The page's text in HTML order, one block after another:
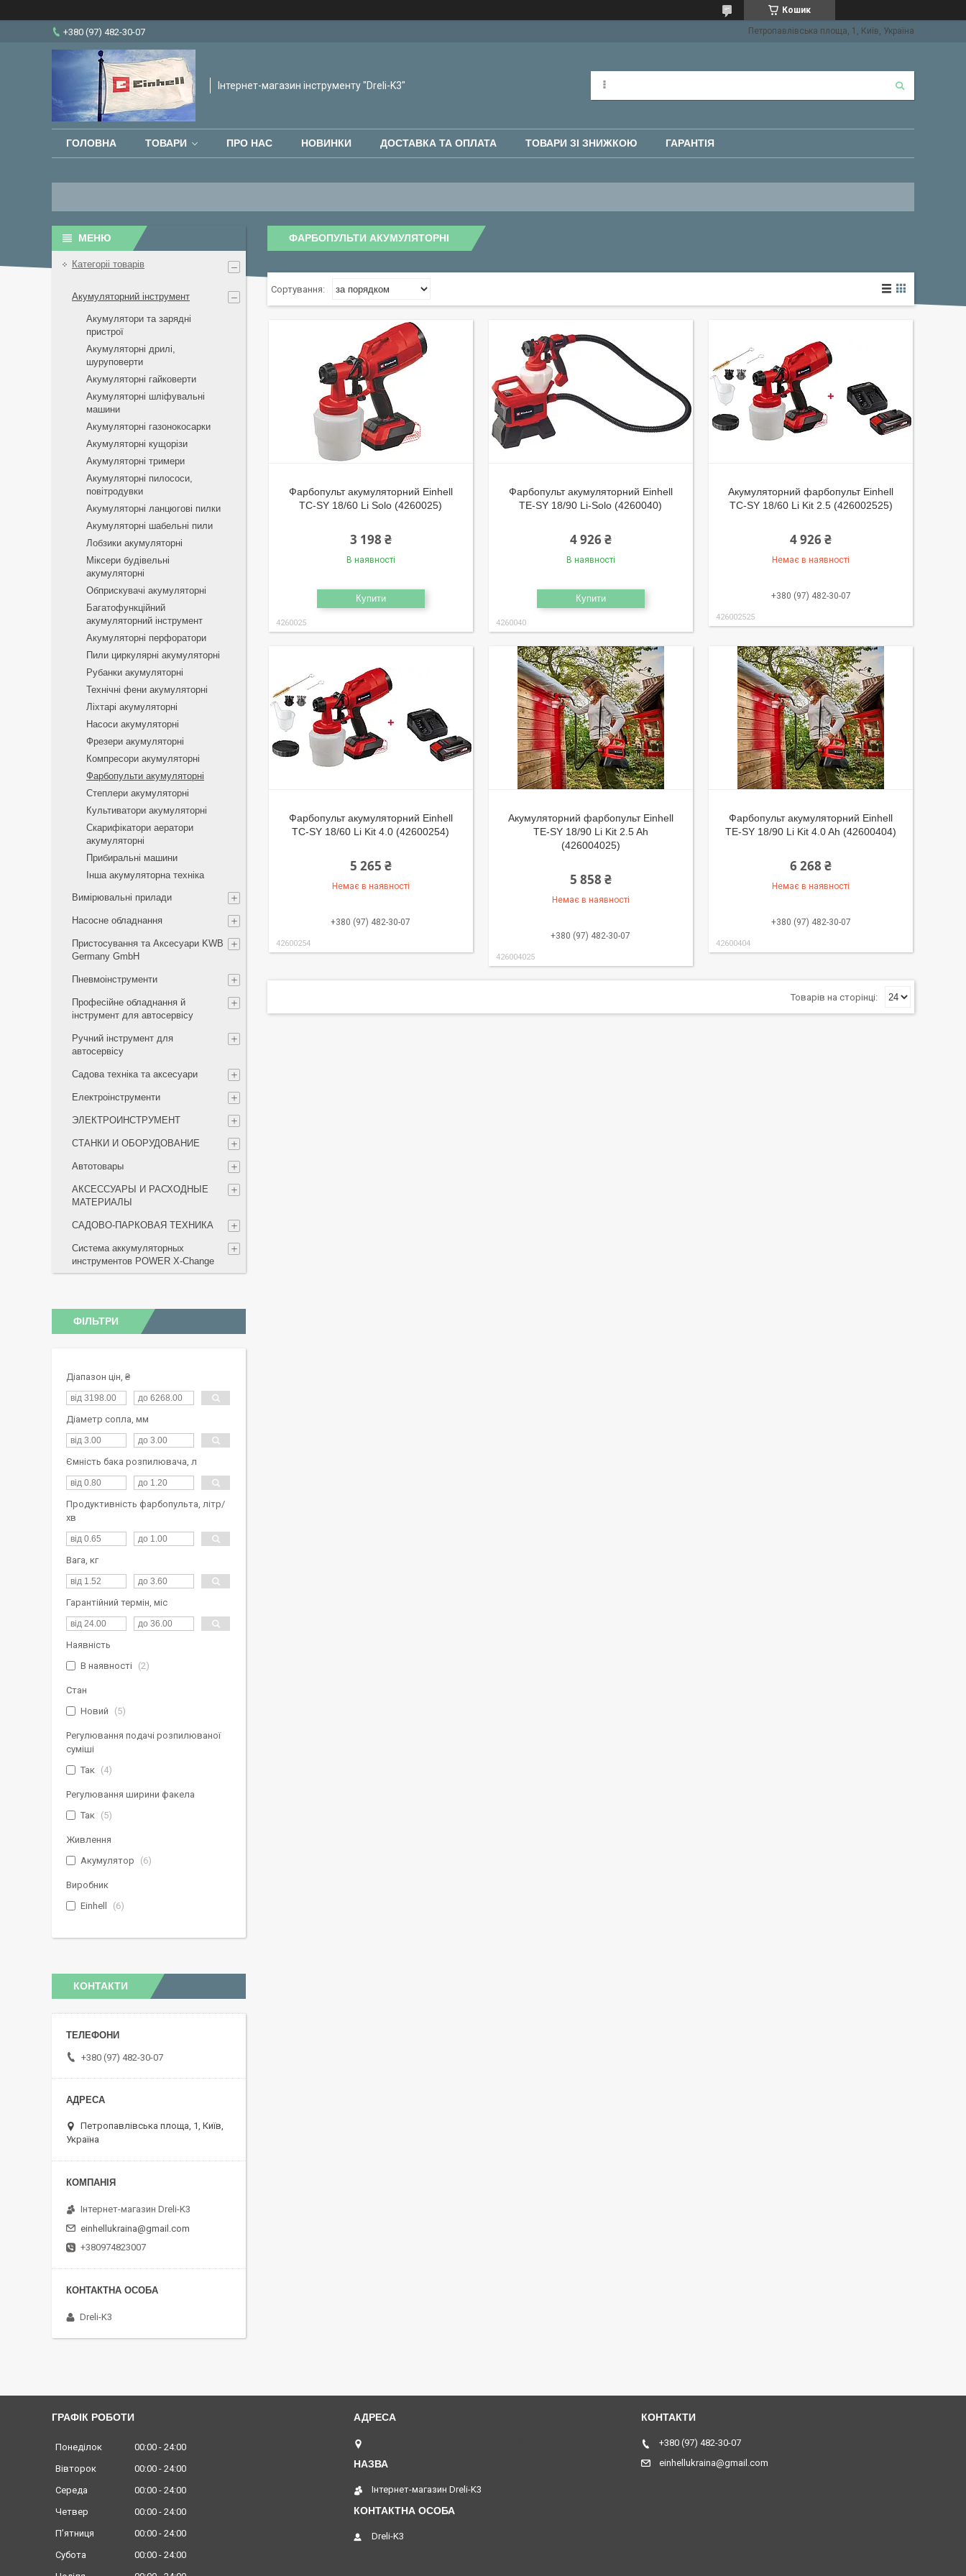
Кошик
+380 (97) 482-30-07 Петропавлівська площа, 1, Київ, Україна
Інтернет-магазин інструменту "Dreli-K3"
ГОЛОВНА ТОВАРИ ПРО НАС НОВИНКИ ДОСТАВКА ТА ОПЛАТА ТОВАРИ ЗІ ЗНИЖКОЮ ГАРАНТІЯ
ФАРБОПУЛЬТИ АКУМУЛЯТОРНІ
Фарбопульт акумуляторний Einhell
TC-SY 18/60 Li Solo (4260025)
3 198 ₴
В наявності
Купити
4260025
Фарбопульт акумуляторний Einhell
TE-SY 18/90 Li-Solo (4260040)
4 926 ₴
В наявності
Купити
4260040
Акумуляторний фарбопульт Einhell
TC-SY 18/60 Li Kit 2.5 (426002525)
4 926 ₴
Немає в наявності
+380 (97) 482-30-07
426002525
Фарбопульт акумуляторний Einhell
TC-SY 18/60 Li Kit 4.0 (42600254)
5 265 ₴
Немає в наявності
+380 (97) 482-30-07
42600254
Акумуляторний фарбопульт Einhell
TE-SY 18/90 Li Kit 2.5 Ah
(426004025)
5 858 ₴
Немає в наявності
+380 (97) 482-30-07
426004025
Фарбопульт акумуляторний Einhell
TE-SY 18/90 Li Kit 4.0 Ah (42600404)
6 268 ₴
Немає в наявності
+380 (97) 482-30-07
42600404
Категоріі товарів
Акумуляторний інструмент
Акумулятори та зарядні
пристрої
Акумуляторні дрилі,
шуруповерти
Акумуляторні гайковерти
Акумуляторні шліфувальні
машини
Акумуляторні газонокосарки
Акумуляторні кущорізи
Акумуляторні тримери
Акумуляторні пилососи,
повітродувки
Акумуляторні ланцюгові пилки
Акумуляторні шабельні пили
Лобзики акумуляторні
Міксери будівельні
акумуляторні
Обприскувачі акумуляторні
Багатофункційний
акумуляторний інструмент
Акумуляторні перфоратори
Пили циркулярні акумуляторні
Рубанки акумуляторні
Технічні фени акумуляторні
Ліхтарі акумуляторні
Насоси акумуляторні
Фрезери акумуляторні
Компресори акумуляторні
Фарбопульти акумуляторні
Степлери акумуляторні
Культиватори акумуляторні
Скарифікатори аератори
акумуляторні
Прибиральні машини
Інша акумуляторна техніка
Вимірювальні прилади
Насосне обладнання
Пристосування та Аксесуари KWB
Germany GmbH
Пневмоінструменти
Професійне обладнання й
інструмент для автосервісу
Ручний інструмент для
автосервісу
Садова техніка та аксесуари
Електроінструменти
ЭЛЕКТРОИНСТРУМЕНТ
СТАНКИ И ОБОРУДОВАНИЕ
Автотовары
АКСЕССУАРЫ И РАСХОДНЫЕ
МАТЕРИАЛЫ
САДОВО-ПАРКОВАЯ ТЕХНИКА
Система аккумуляторных
инструментов POWER X-Change
ФІЛЬТРИ
Діапазон цін, ₴
Діаметр сопла, мм
Ємність бака розпилювача, л
Продуктивність фарбопульта, літр/
хв
Вага, кг
Гарантійний термін, міс
Наявність
В наявності
2
Стан
Новий
5
Регулювання подачі розпилюваної
суміші
Так
4
Регулювання ширини факела
Так
5
Живлення
Акумулятор
6
Виробник
Einhell
6
КОНТАКТИ
+380 (97) 482-30-07
Петропавлівська площа, 1, Київ,
Україна
Інтернет-магазин Dreli-K3
einhellukraina@gmail.com
+380974823007
Dreli-K3
ГРАФІК РОБОТИ
Понеділок 00:00
24:00
Вівторок
00:00
24:00
Середа
00:00
24:00
Четвер
00:00
24:00
Пʼятниця
00:00
24:00
Субота
00:00
24:00
Інтернет-магазин Dreli-K3
Dreli-K3
+380 (97) 482-30-07
einhellukraina@gmail.com